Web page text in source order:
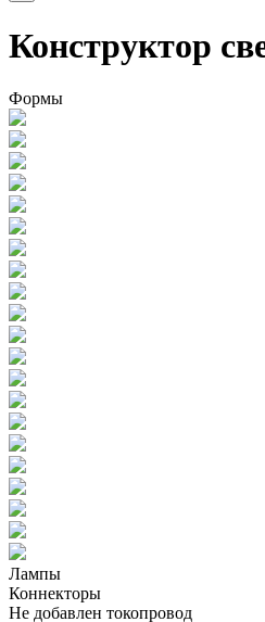
Конструктор
Формы
Лампы
Коннекторы
Не добавлен токопровод